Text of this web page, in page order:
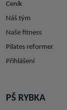
Ceník
Náš tým
Naše fitness
Pilates reformer
Přihlášení
PŠ RYBKA